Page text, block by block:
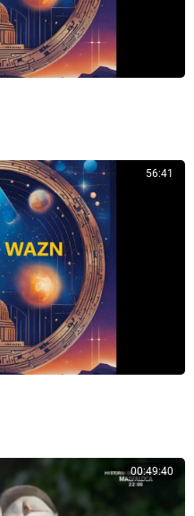
56:41
00:49:40